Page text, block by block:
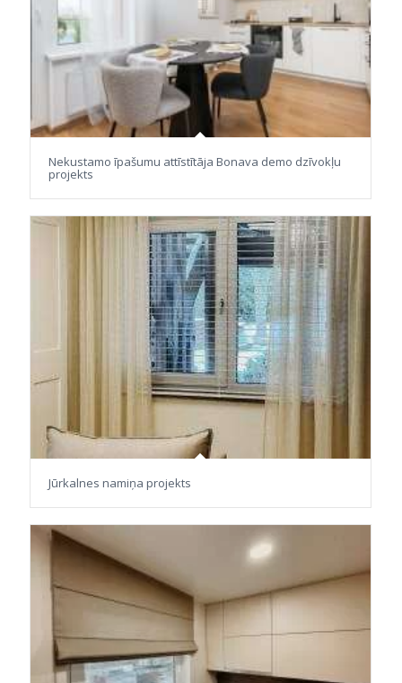
Nekustamo īpašumu attīstītāja Bonava demo dzīvokļu
projekts
Jūrkalnes namiņa projekts